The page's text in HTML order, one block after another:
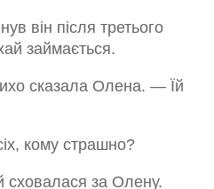
він після третього
займається.
сказала Олена. — Їй
кому страшно?
сховалася за Олену.